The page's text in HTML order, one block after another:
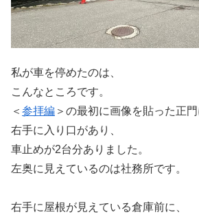
私が車を停めたのは、
こんなところです。
＜ 参拝編 ＞の最初に画像を貼った正門
右手に入り口があり、
車止めが2台分ありました。
左奥に見えているのは社務所です。
右手に屋根が見えている倉庫前に、